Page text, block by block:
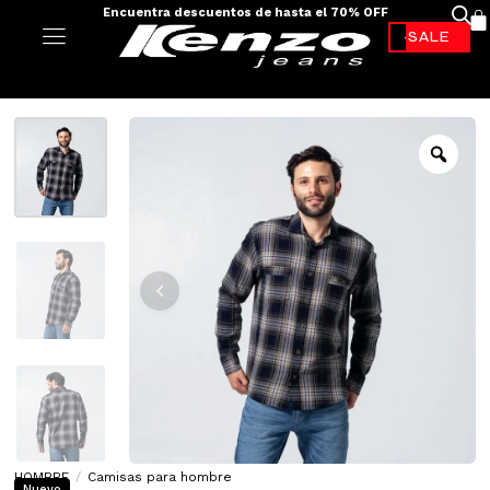
Envíos a todo el país - 100% colombiano
-70%*
HOMBRE / Camisas para hombre